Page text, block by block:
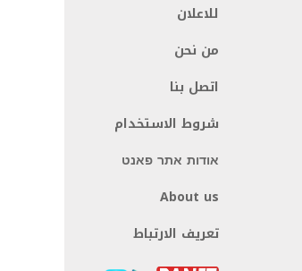
للاعلان
من نحن
اتصل بنا
شروط الاستخدام
אודות אתר פאנט
About us
تعريف الارتباط